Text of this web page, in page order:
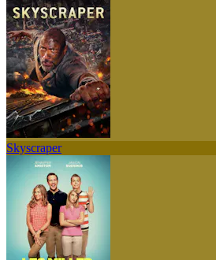
Skyscraper